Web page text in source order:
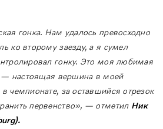
гонка. Нам удалось превосходно
ко второму заезду, а я сумел
гонку. Это моя любимая
— настоящая вершина в моей
чемпионате, за оставшийся отрезок
первенство», — отметил Ник
).